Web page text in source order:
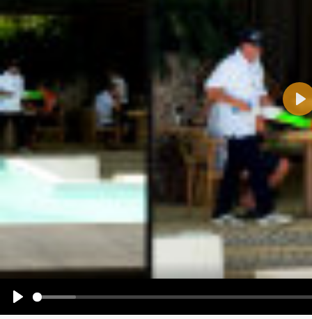
Name:
Ich möchte eine E-Mail, wenn auf dieser Seite weitere Kommentare erscheinen.